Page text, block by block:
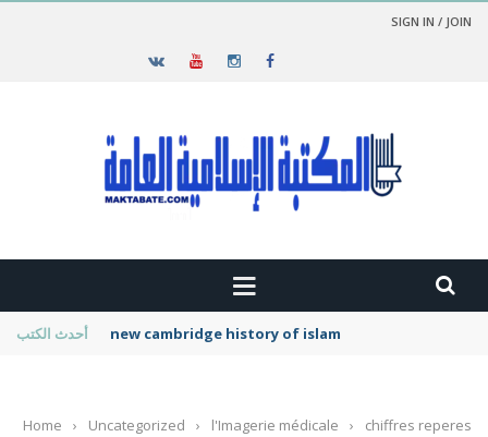
SIGN IN / JOIN
أحدث الكتب new cambridge history of islam
Home › Uncategorized › l'Imagerie médicale ›
chiffres reperes